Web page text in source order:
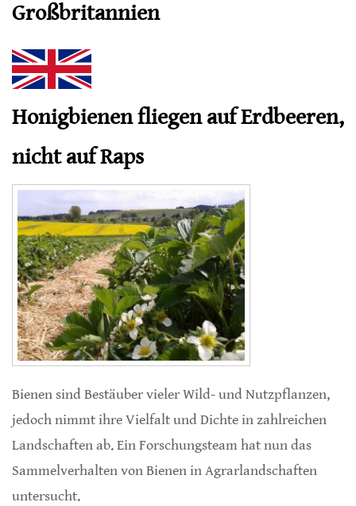
Großbritannien
Honigbienen fliegen auf Erdbeeren,
nicht auf Raps
Bienen sind Bestäuber vieler Wild- und Nutzpflanzen,
jedoch nimmt ihre Vielfalt und Dichte in zahlreichen
Landschaften ab. Ein Forschungsteam hat nun das
Sammelverhalten von Bienen in Agrarlandschaften
untersucht.